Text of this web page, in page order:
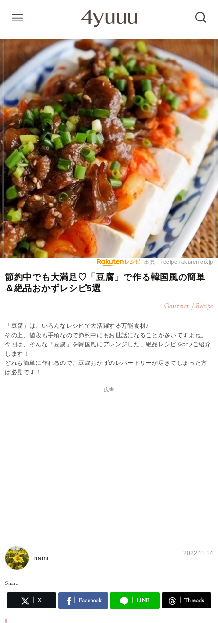
出典：recipe.rakuten.co.jp
節約中でも大満足♡「豆腐」で作る韓国風の簡単
＆絶品おかずレシピ5選
Gourmet / Recipe
「豆腐」は、いろんなレシピで大活躍する万能食材♪
その上、値段も手頃なので節約中にもお世話になることが多いですよね。
今回は、そんな「豆腐」を韓国風にアレンジした、絶品レシピを5つご紹介
します！
どれも簡単に作れるので、豆腐おかずのレパートリーが尽きてしまった方
は必見です！
― 広告 ―
nami
2022.11.14
Share
X Facebook LINE Threads